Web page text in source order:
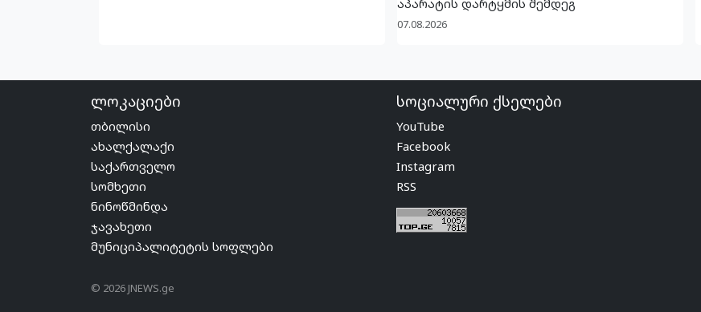
07.08.2026
ლოკაციები
თბილისი
ახალქალაქი
საქართველო
სომხეთი
ნინოწმინდა
ჯავახეთი
მუნიციპალიტეტის სოფლები
სოციალური ქსელები
YouTube
Facebook
Instagram
RSS
© 2026 JNEWS.ge